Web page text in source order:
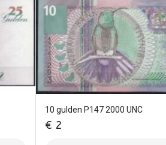
10 gulden P147 2000 UNC
€ 2